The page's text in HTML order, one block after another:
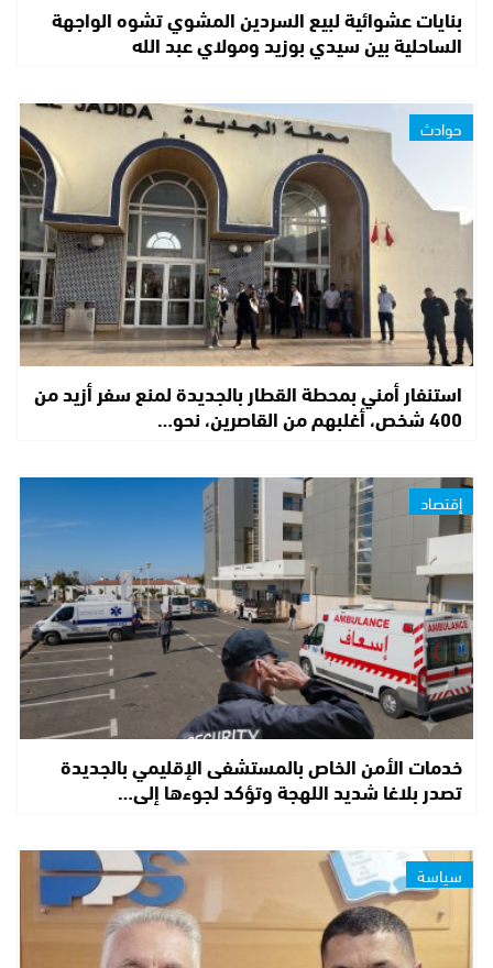
بنايات عشوائية لبيع السردين المشوي تشوه الواجهة
الساحلية بين سيدي بوزيد ومولاي عبد الله
حوادث
استنفار أمني بمحطة القطار بالجديدة لمنع سفر أزيد من
400 شخص، أغلبهم من القاصرين، نحو…
إقتصاد
خدمات الأمن الخاص بالمستشفى الإقليمي بالجديدة
تصدر بلاغا شديد اللهجة وتؤكد لجوءها إلى…
سياسة